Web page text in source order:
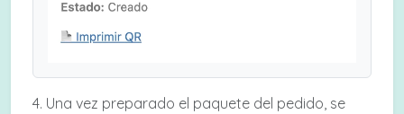
4. Una vez preparado el paquete del pedido, se